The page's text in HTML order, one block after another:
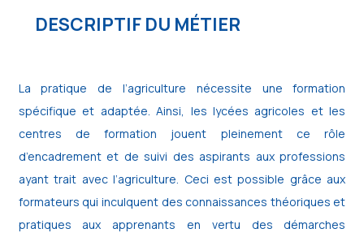
DESCRIPTIF DU MÉTIER
La pratique de l’agriculture nécessite une formation
spécifique et adaptée. Ainsi, les lycées agricoles et les
centres de formation jouent pleinement ce rôle
d’encadrement et de suivi des aspirants aux professions
ayant trait avec l’agriculture. Ceci est possible grâce aux
formateurs qui inculquent des connaissances théoriques et
pratiques aux apprenants en vertu des démarches